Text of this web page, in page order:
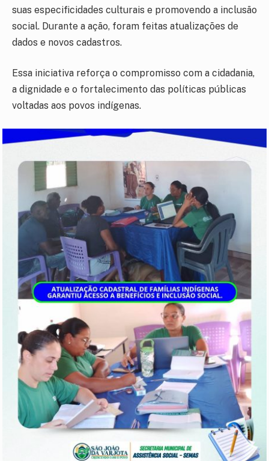
suas especificidades culturais e promovendo a inclusão
social. Durante a ação, foram feitas atualizações de
dados e novos cadastros.
Essa iniciativa reforça o compromisso com a cidadania,
a dignidade e o fortalecimento das políticas públicas
voltadas aos povos indígenas.